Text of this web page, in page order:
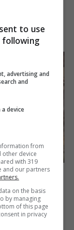
è
ha
to use
advertising and
and
device
from
other device
with 319
and our partners
on the basis
by managing
of this page
in privacy